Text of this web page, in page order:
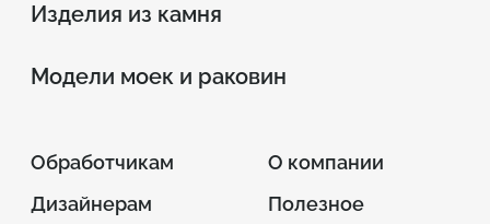
Изделия из камня
Модели моек и раковин
Обработчикам
Дизайнерам
О компании
Полезное